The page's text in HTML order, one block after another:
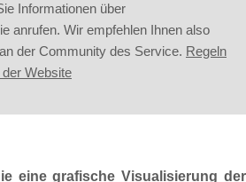
Informationen über
anrufen. Wir empfehlen Ihnen also
der Community des Service. Regeln
Website
eine grafische Visualisierung der